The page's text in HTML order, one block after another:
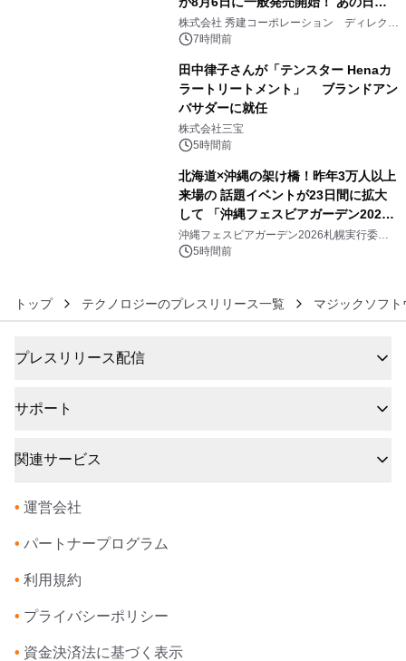
大興奮が今甦る
株式会社 秀建コーポレーション ディレクト
アートギャラリー
7時間前
田中律子さんが「テンスター Henaカ
ラートリートメント」 ブランドアン
バサダーに就任
株式会社三宝
5時間前
北海道×沖縄の架け橋！昨年3万人以上
来場の 話題イベントが23日間に拡大
して 「沖縄フェスビアガーデン2026
in札幌」8/15(土)開幕！ ～初日は先着
100杯のオリオン生ビール無料配布＆
沖縄フェスビアガーデン2026札幌実行委員
会 5時間前
トップ テクノロジーのプレスリリース一覧 マジックソフ
プレスリリース配信
サポート
関連サービス
• 運営会社
• パートナープログラム
• 利用規約
• プライバシーポリシー
• 資金決済法に基づく表示